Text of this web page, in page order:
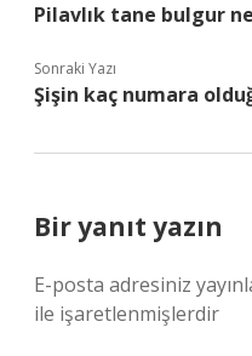
Pilavlık tane bulgur
Sonraki Yazı
Şişin kaç numara
Bir yanıt yazın
E-posta adresiniz
ile işaretlenmişlerdir